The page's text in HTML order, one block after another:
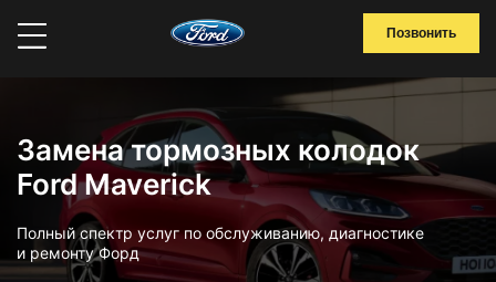
Позвонить
Замена тормозных колодок
Ford Maverick
Полный спектр услуг по обслуживанию, диагностике
и ремонту Форд